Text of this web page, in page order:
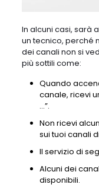
In alcuni casi, sarà
un tecnico, perché
dei canali non si
più sottili come:
Quando
canale, ricevi
…”.
Non ricevi
sui tuoi canali
Il servizio di
Alcuni dei
disponibili.